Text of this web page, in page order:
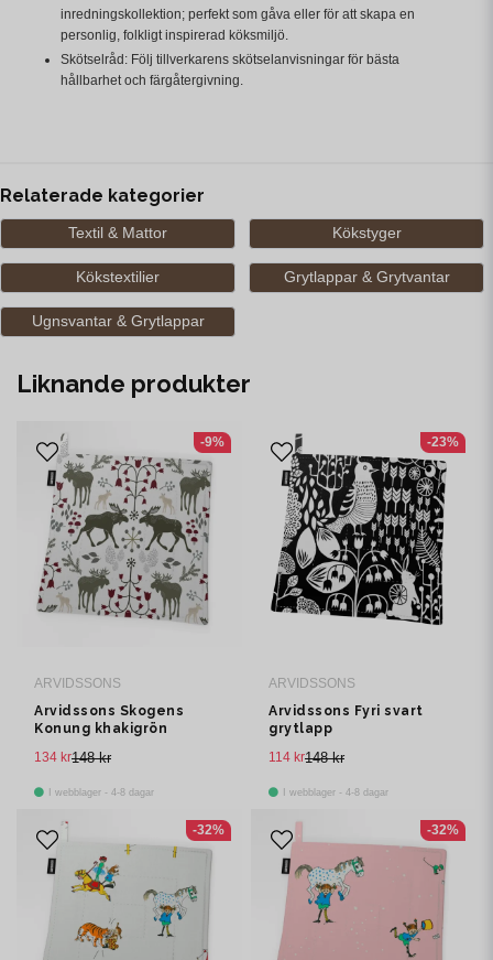
inredningskollektion; perfekt som gåva eller för att skapa en
personlig, folkligt inspirerad köksmiljö.
Skötselråd: Följ tillverkarens skötselanvisningar för bästa
hållbarhet och färgåtergivning.
Relaterade kategorier
Textil & Mattor Kökstyger
Kökstextilier Grytlappar & Grytvantar
Ugnsvantar & Grytlappar
Liknande produkter
ARVIDSSONS
Arvidssons Skogens
Konung khakigrön
148 kr
134 kr
I webblager - 4-8 dagar
-9%
ARVIDSSONS
Arvidssons Fyri svart
grytlapp
148 kr
114 kr
I webblager - 4-8 dagar
-23%
-32% -32%